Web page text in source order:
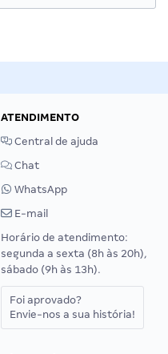
ATENDIMENTO
Central de ajuda
Chat
WhatsApp
E-mail
Horário de atendimento:
segunda a sexta (8h às 20h),
sábado (9h às 13h).
Foi aprovado?
Envie-nos a sua história!